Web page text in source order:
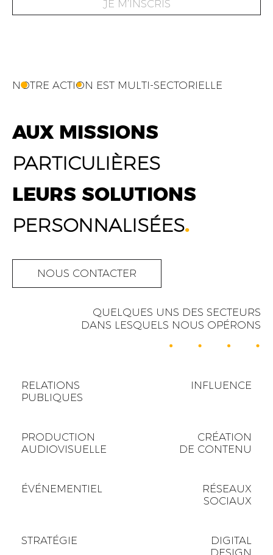
JE M’INSCRIS
NOTRE ACTION EST MULTI-SECTORIELLE
AUX MISSIONS
PARTICULIÈRES
LEURS SOLUTIONS
PERSONNALISÉES.
NOUS CONTACTER
QUELQUES UNS DES SECTEURS
DANS LESQUELS NOUS OPÉRONS
RELATIONS
PUBLIQUES
INFLUENCE
PRODUCTION
AUDIOVISUELLE
CRÉATION
DE CONTENU
ÉVÉNEMENTIEL
RÉSEAUX
SOCIAUX
STRATÉGIE
DIGITAL